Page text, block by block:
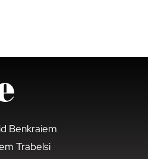
Benkraiem
Trabelsi